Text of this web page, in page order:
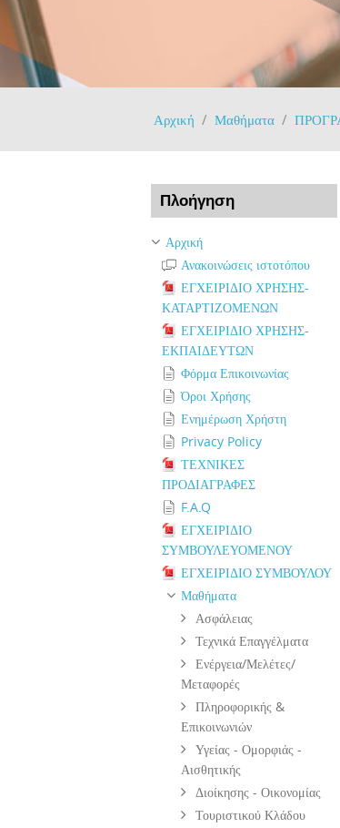
Αρχική Μαθήματα
Πλοήγηση
Αρχική
Ανακοινώσεις ιστοτόπου
ΕΓΧΕΙΡΙΔΙΟ ΧΡΗΣΗΣ-
ΚΑΤΑΡΤΙΖΟΜΕΝΩΝ
ΕΓΧΕΙΡΙΔΙΟ ΧΡΗΣΗΣ-
ΕΚΠΑΙΔΕΥΤΩΝ
Φόρμα Επικοινωνίας
Όροι Χρήσης
Ενημέρωση Χρήστη
Privacy Policy
ΤΕΧΝΙΚΕΣ
ΠΡΟΔΙΑΓΡΑΦΕΣ
F.A.Q
ΕΓΧΕΙΡΙΔΙΟ
ΣΥΜΒΟΥΛΕΥΟΜΕΝΟΥ
ΕΓΧΕΙΡΙΔΙΟ ΣΥΜΒΟΥΛΟΥ
Μαθήματα
Ασφάλειας
Τεχνικά Επαγγέλματα
Ενέργεια/Μελέτες/
Μεταφορές
Πληροφορικής &
Επικοινωνιών
Υγείας - Ομορφιάς -
Αισθητικής
Διοίκησης - Οικονομίας
Τουριστικού Κλάδου